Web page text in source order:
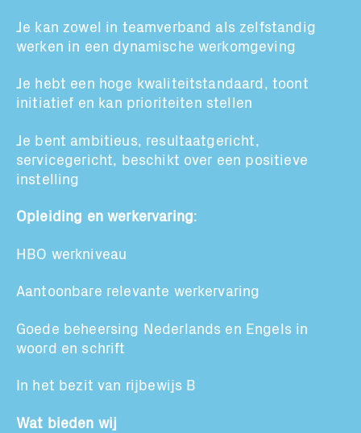
Je kan zowel in teamverband als zelfstandig
werken in een dynamische werkomgeving
Je hebt een hoge kwaliteitstandaard, toont
initiatief en kan prioriteiten stellen
Je bent ambitieus, resultaatgericht,
servicegericht, beschikt over een positieve
instelling
Opleiding en werkervaring:
HBO werkniveau
Aantoonbare relevante werkervaring
Goede beheersing Nederlands en Engels in
woord en schrift
In het bezit van rijbewijs B
Wat bieden wij